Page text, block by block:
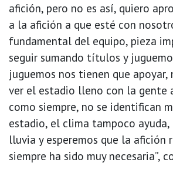
afición, pero no es así, quiero
a la afición a que esté con
fundamental del equipo, pieza
seguir sumando títulos y
juguemos nos tienen que apoyar,
ver el estadio lleno con la gente
como siempre, no se identifican
estadio, el clima tampoco
lluvia y esperemos que la afición
siempre ha sido muy necesaria”,